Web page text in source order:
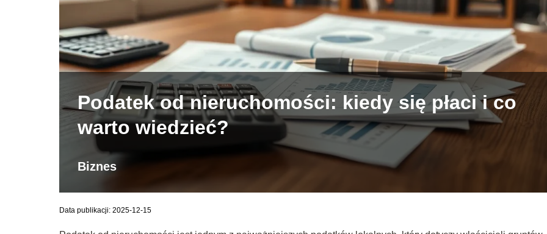
Podatek od nieruchomości: kiedy się płaci i co
warto wiedzieć?
Biznes
Data publikacji: 2025-12-15